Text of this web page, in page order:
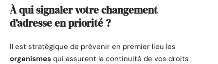
À qui signaler votre changement
d’adresse en priorité ?
Il est stratégique de prévenir en premier lieu les
organismes qui assurent la continuité de vos droits